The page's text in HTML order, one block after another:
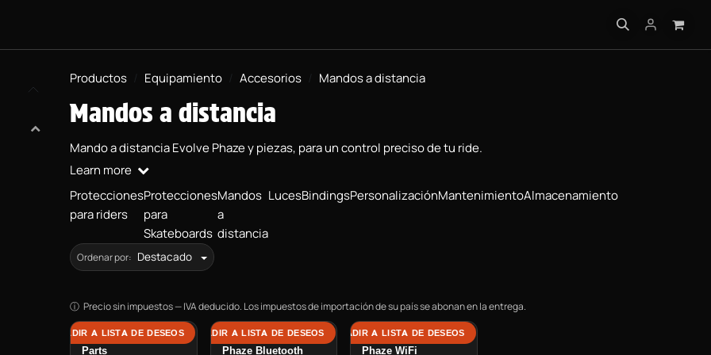
Productos Equipamiento Accesorios Mandos a distancia
Mandos a distancia
Mando a distancia Evolve Phaze y piezas, para un control preciso de tu ride.
Learn more
Protecciones
para riders
Protecciones
para
Skateboards
Mandos
a
distancia
LucesBindingsPersonalizaciónMantenimientoAlmacenamiento
Ordenar por: Destacado
Precio sin impuestos — IVA deducido. Los impuestos de importación de su país se abonan en la entrega.
Phaze Remote Spare
Parts
AÑADIR A LISTA DE DESEOS
Mando a distancia
Phaze Bluetooth
AÑADIR A LISTA DE DESEOS
Mando a distancia
Phaze WiFi
AÑADIR A LISTA DE DESEOS